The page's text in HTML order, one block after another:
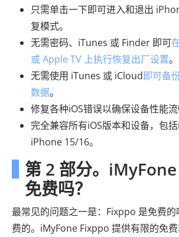
只需单击一下即可进入和退出
复模式。
无需密码、iTunes 或 Finder 即可
或 Apple TV 上执行恢复出厂设置。
无需使用 iTunes 或 iCloud即可备
数据。
修复各种iOS错误以确保设备性能流
完全兼容所有iOS版本和设备，包
iPhone 15/16。
第 2 部分。
免费吗？
最常见的问题之一是：Fixppo 是免费
费的。iMyFone Fixppo 提供有限的免